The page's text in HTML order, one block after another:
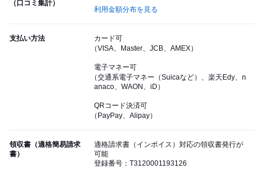
（口コミ集計）
利用金額分布を見る
支払い方法
カード可
（VISA、Master、JCB、AMEX）
電子マネー可
（交通系電子マネー（Suicaなど）、楽天Edy、n
anaco、WAON、iD）
QRコード決済可
（PayPay、Alipay）
領収書（適格簡易請求
書）
適格請求書（インボイス）対応の領収書発行が
可能
登録番号：T3120001193126